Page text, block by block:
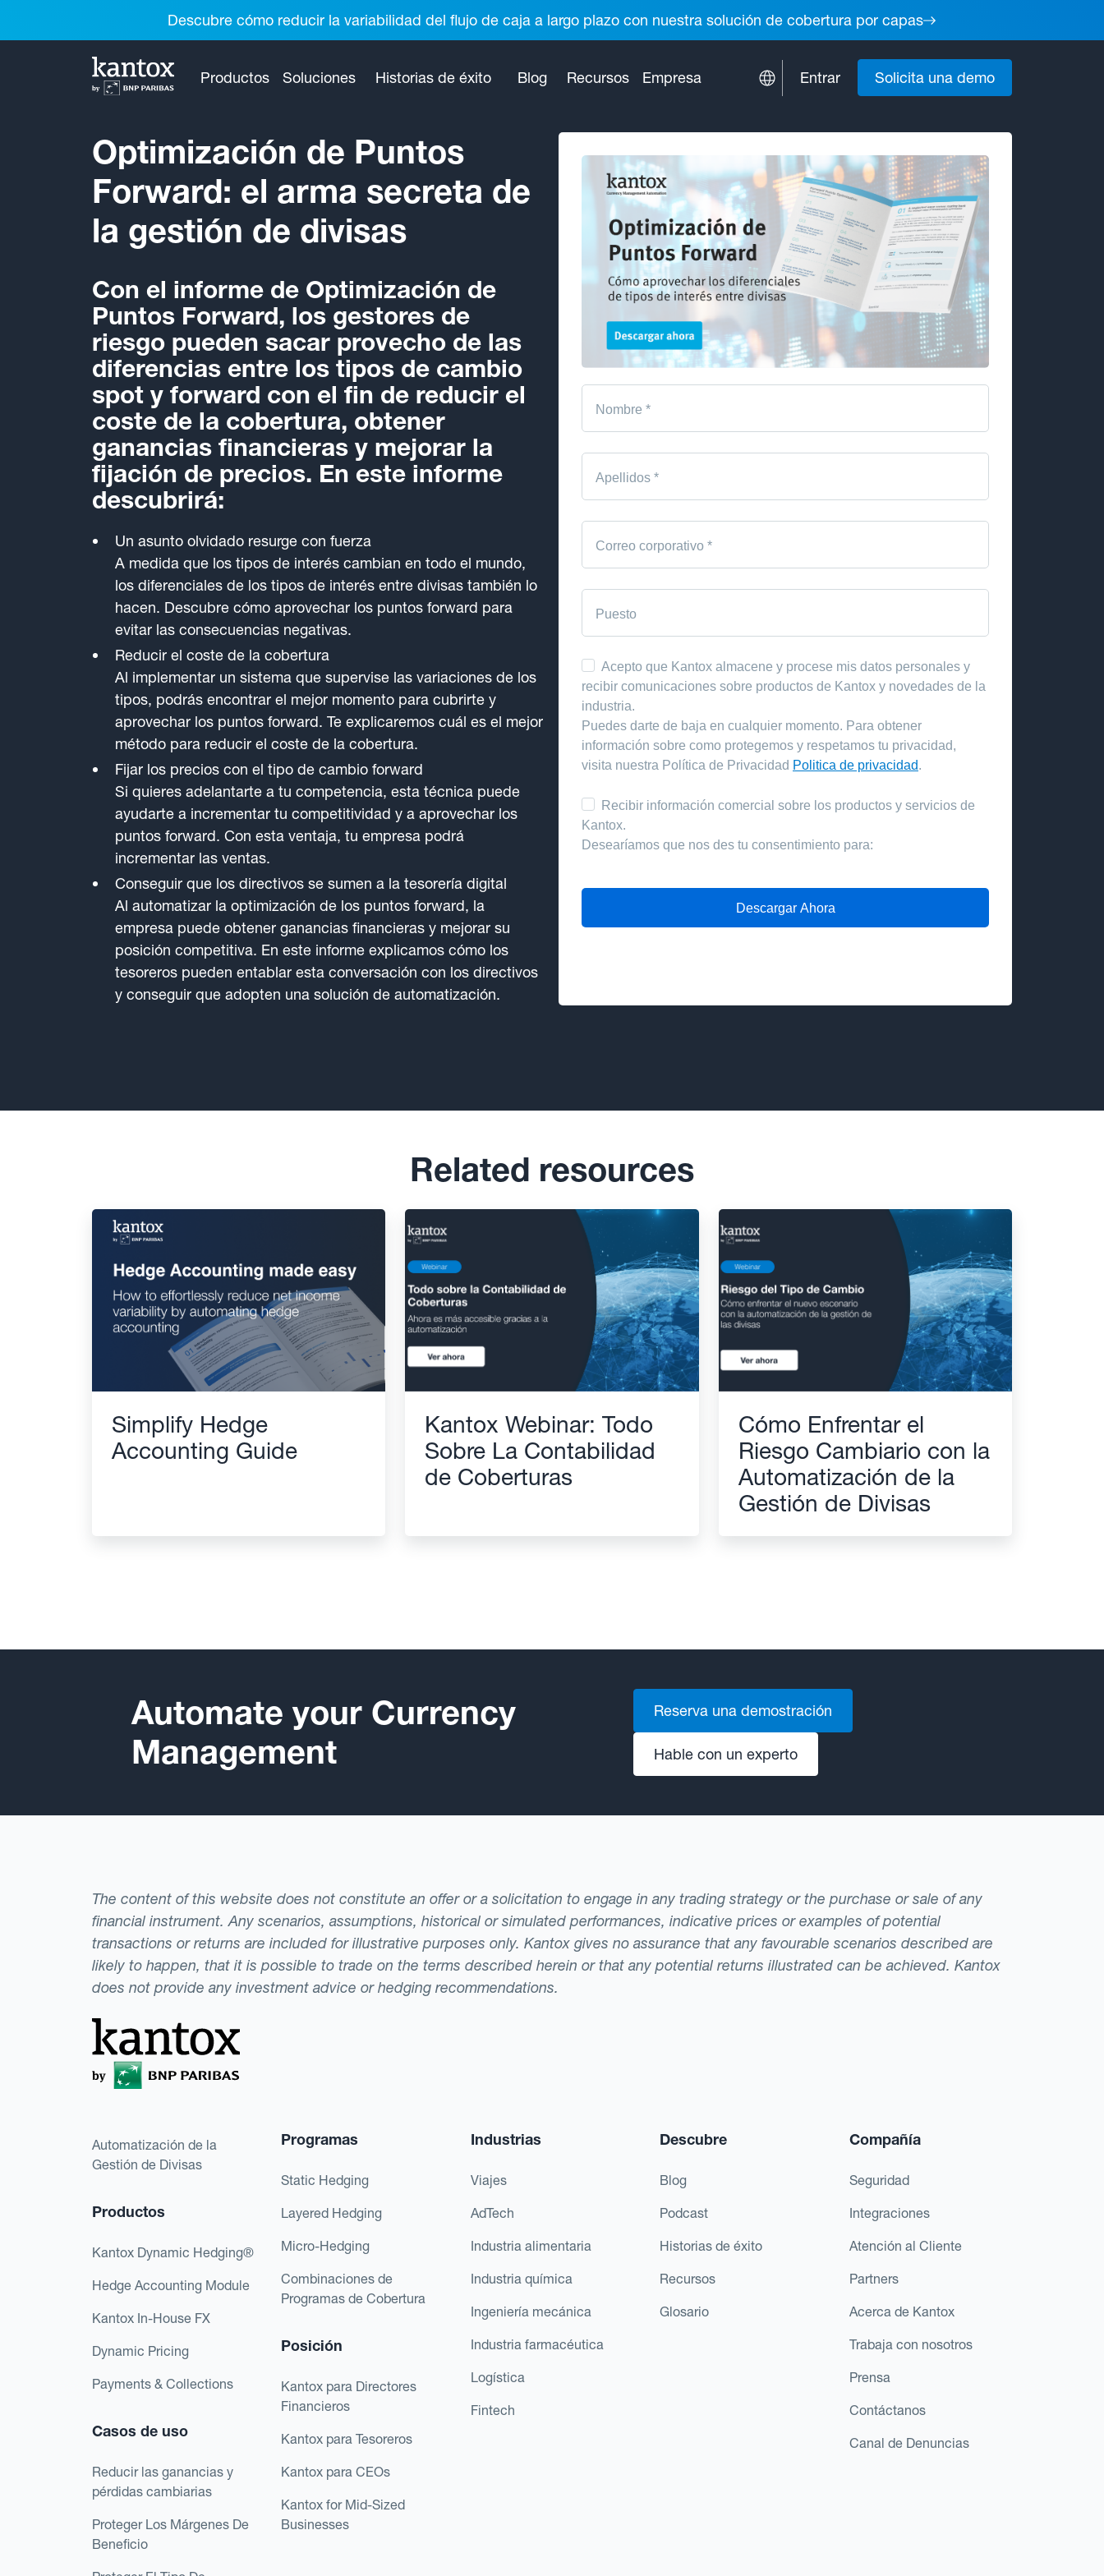
Descubre cómo reducir la variabilidad del flujo de caja a largo plazo con nuestra solución de cobertura por capas
Productos Soluciones Historias de éxito Blog Recursos Empresa Entrar Solicita una demo
Optimización de Puntos
Forward: el arma secreta de
la gestión de divisas
Con el informe de Optimización de
Puntos Forward, los gestores de
riesgo pueden sacar provecho de las
diferencias entre los tipos de cambio
spot y forward con el fin de reducir el
coste de la cobertura, obtener
ganancias financieras y mejorar la
fijación de precios. En este informe
descubrirá:
Un asunto olvidado resurge con fuerza
A medida que los tipos de interés cambian en todo el mundo,
los diferenciales de los tipos de interés entre divisas también lo
hacen. Descubre cómo aprovechar los puntos forward para
evitar las consecuencias negativas.
Reducir el coste de la cobertura
Al implementar un sistema que supervise las variaciones de los
tipos, podrás encontrar el mejor momento para cubrirte y
aprovechar los puntos forward. Te explicaremos cuál es el mejor
método para reducir el coste de la cobertura.
Fijar los precios con el tipo de cambio forward
Si quieres adelantarte a tu competencia, esta técnica puede
ayudarte a incrementar tu competitividad y a aprovechar los
puntos forward. Con esta ventaja, tu empresa podrá
incrementar las ventas.
Conseguir que los directivos se sumen a la tesorería digital
Al automatizar la optimización de los puntos forward, la
empresa puede obtener ganancias financieras y mejorar su
posición competitiva. En este informe explicamos cómo los
tesoreros pueden entablar esta conversación con los directivos
y conseguir que adopten una solución de automatización.
Related resources
Simplify Hedge
Accounting Guide
Kantox Webinar: Todo
Sobre La Contabilidad
de Coberturas
Cómo Enfrentar el
Riesgo Cambiario con la
Automatización de la
Gestión de Divisas
Automate your Currency
Management
Reserva una demostración
Hable con un experto
The content of this website does not constitute an offer or a solicitation to engage in any trading strategy or the purchase or sale of any
financial instrument. Any scenarios, assumptions, historical or simulated performances, indicative prices or examples of potential
transactions or returns are included for illustrative purposes only. Kantox gives no assurance that any favourable scenarios described are
likely to happen, that it is possible to trade on the terms described herein or that any potential returns illustrated can be achieved. Kantox
does not provide any investment advice or hedging recommendations.
Automatización de la
Gestión de Divisas
Productos
Kantox Dynamic Hedging®
Hedge Accounting Module
Kantox In-House FX
Dynamic Pricing
Payments & Collections
Casos de uso
Reducir las ganancias y
pérdidas cambiarias
Proteger Los Márgenes De
Beneficio
Programas
Static Hedging
Layered Hedging
Micro-Hedging
Combinaciones de
Programas de Cobertura
Posición
Kantox para Directores
Financieros
Kantox para Tesoreros
Kantox para CEOs
Kantox for Mid-Sized
Businesses
Industrias
Viajes
AdTech
Industria alimentaria
Industria química
Ingeniería mecánica
Industria farmacéutica
Logística
Fintech
Descubre
Blog
Podcast
Historias de éxito
Recursos
Glosario
Compañía
Seguridad
Integraciones
Atención al Cliente
Partners
Acerca de Kantox
Trabaja con nosotros
Prensa
Contáctanos
Canal de Denuncias